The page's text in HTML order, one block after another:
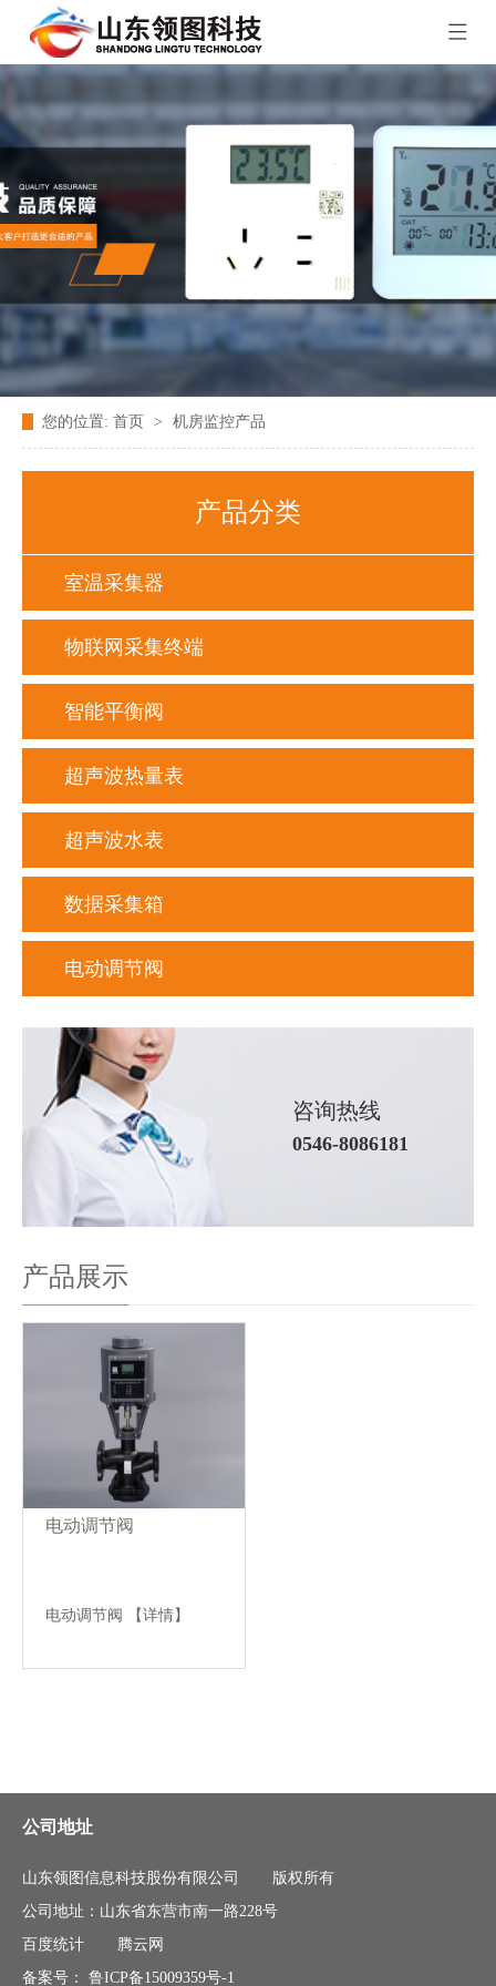
您的位置: 首页 > 机房监控产品
产品分类
室温采集器
物联网采集终端
智能平衡阀
超声波热量表
超声波水表
数据采集箱
电动调节阀
咨询热线
0546-8086181
产品展示
电动调节阀
电动调节阀 【详情】
公司地址
山东领图信息科技股份有限公司
版权所有
公司地址：山东省东营市南一路228号
百度统计
腾云网
备案号： 鲁ICP备15009359号-1